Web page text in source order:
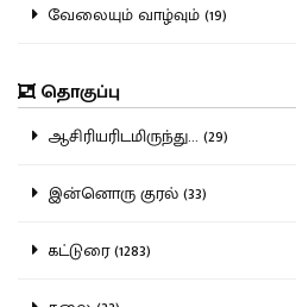
வேலையும் வாழ்வும் (19)
தொகுப்பு
ஆசிரியரிடமிருந்து... (29)
இன்னொரு குரல் (33)
கட்டுரை (1283)